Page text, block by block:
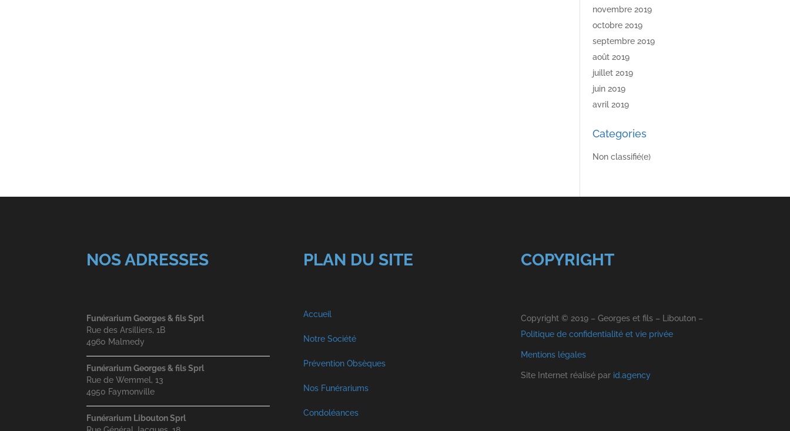
novembre 2019
octobre 2019
septembre 2019
août 2019
juillet 2019
juin 2019
avril 2019
Categories
Non classifié(e)
NOS ADRESSES
Funérarium Georges & fils Sprl
Rue des Arsilliers, 1B
4960 Malmedy
Funérarium Georges & fils Sprl
Rue de Wemmel, 13
4950 Faymonville
Funérarium Libouton Sprl
PLAN DU SITE
Accueil
Notre Société
A propos
Nos Services
Visite Virtuelle
Prévention Obsèques
Nos Funérariums
Funérarium à Malmedy
Condoléances
COPYRIGHT
Copyright © 2019 – Georges et fils – Libouton –
Politique de confidentialité et vie privée
Mentions légales
Site Internet réalisé par id.agency